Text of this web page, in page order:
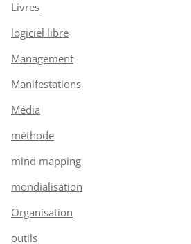
Livres
logiciel libre
Management
Manifestations
Média
méthode
mind mapping
mondialisation
Organisation
outils